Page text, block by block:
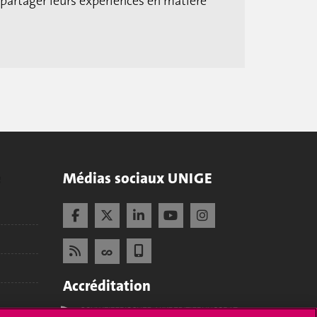
Médias sociaux UNIGE
Accréditation